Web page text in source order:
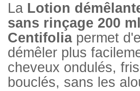
La Lotion
sans rinçage 200 ml
Centifoliapermet
démêler plus
cheveux ondulés,
bouclés, sans les